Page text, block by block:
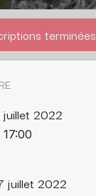
terminées
juillet 2022
17:00
juillet 2022